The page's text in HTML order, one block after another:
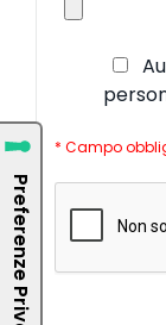
* Campo